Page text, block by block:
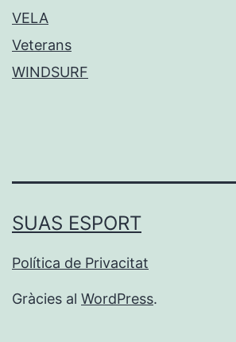
VELA
Veterans
WINDSURF
SUAS ESPORT
Política de Privacitat
Gràcies al WordPress.